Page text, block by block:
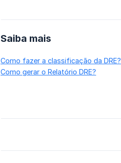
Saiba mais
Como fazer a classificação da DRE?
Como gerar o Relatório DRE?